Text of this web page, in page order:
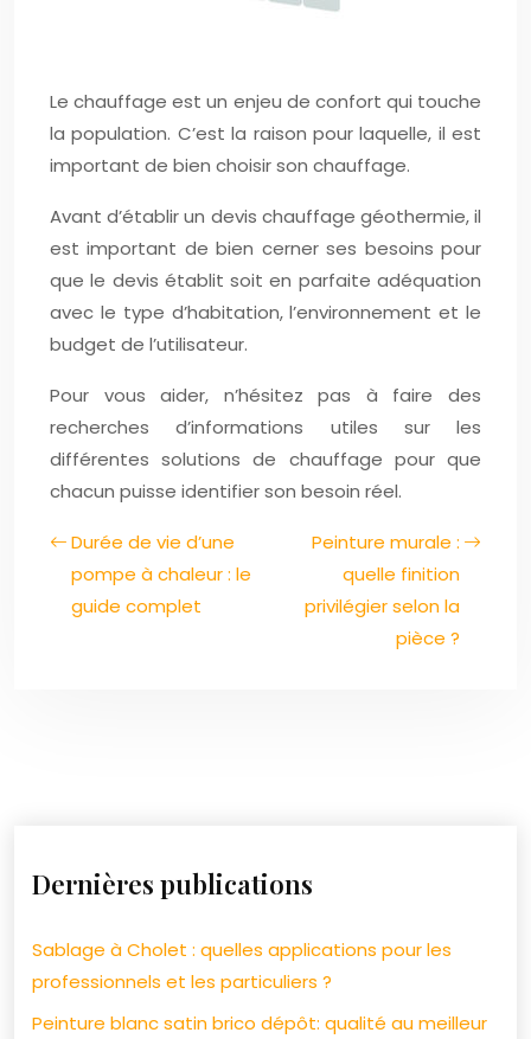
Le chauffage est un enjeu de confort qui touche
la population. C’est la raison pour laquelle, il est
important de bien choisir son chauffage.
Avant d’établir un devis chauffage géothermie, il
est important de bien cerner ses besoins pour
que le devis établit soit en parfaite adéquation
avec le type d’habitation, l’environnement et le
budget de l’utilisateur.
Pour vous aider, n’hésitez pas à faire des
recherches d’informations utiles sur les
différentes solutions de chauffage pour que
chacun puisse identifier son besoin réel.
Durée de vie d’une
pompe à chaleur : le
guide complet
Peinture murale :
quelle finition
privilégier selon la
pièce ?
Dernières publications
Sablage à Cholet : quelles applications pour les
professionnels et les particuliers ?
Peinture blanc satin brico dépôt: qualité au meilleur